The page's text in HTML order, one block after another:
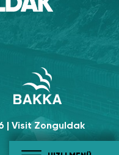
| Visit Zonguldak